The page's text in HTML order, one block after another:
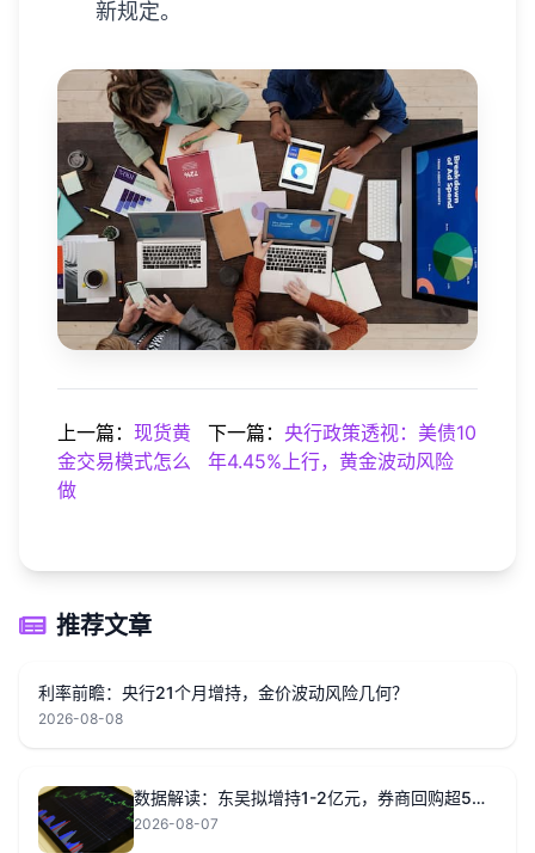
新规定。
上一篇： 现货黄
金交易模式怎么
做
下一篇： 央行政策透视：美债10
年4.45%上行，黄金波动风险
推荐文章
利率前瞻：央行21个月增持，金价波动风险几何？
2026-08-08
数据解读：东吴拟增持1-2亿元，券商回购超5亿元意味着？
2026-08-07